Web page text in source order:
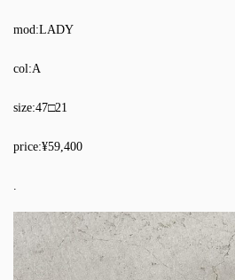
mod:LADY
col:A
size:47□21
price:¥59,400
.